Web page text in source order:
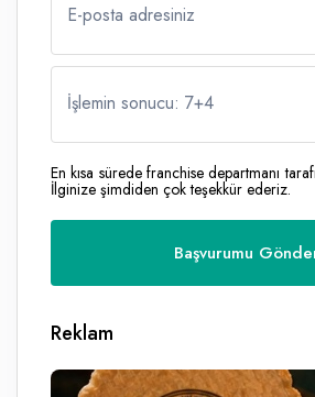
E-posta adresiniz
İşlemin sonucu: 7+4
En kısa sürede franchise departmanı
İlginize şimdiden çok teşekkür ederiz.
Reklam